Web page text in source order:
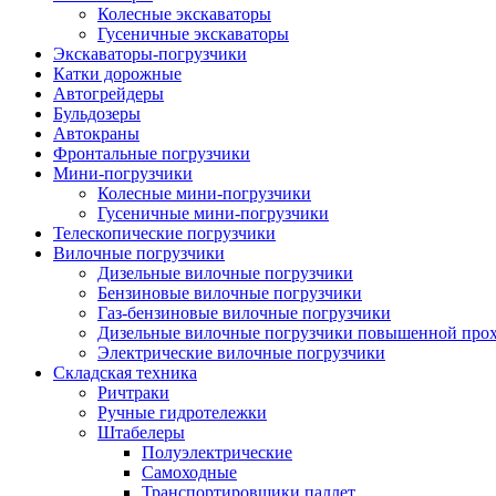
Колесные экскаваторы
Гусеничные экскаваторы
Экскаваторы-погрузчики
Катки дорожные
Автогрейдеры
Бульдозеры
Автокраны
Фронтальные погрузчики
Мини-погрузчики
Колесные мини-погрузчики
Гусеничные мини-погрузчики
Телескопические погрузчики
Вилочные погрузчики
Дизельные вилочные погрузчики
Бензиновые вилочные погрузчики
Газ-бензиновые вилочные погрузчики
Дизельные вилочные погрузчики повышенной
Электрические вилочные погрузчики
Складская техника
Ричтраки
Ручные гидротележки
Штабелеры
Полуэлектрические
Самоходные
Транспортировщики паллет